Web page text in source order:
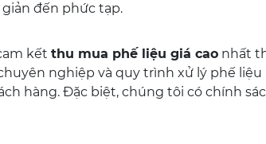
đến phức tạp.
kết thu mua phế liệu giá cao nhất
nghiệp và quy trình xử lý phế liệu
hàng. Đặc biệt, chúng tôi có chính